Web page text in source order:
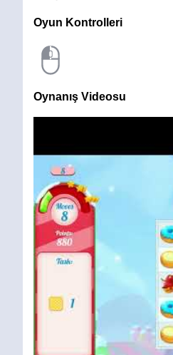
Oyun Kontrolleri
Oynanış Videosu